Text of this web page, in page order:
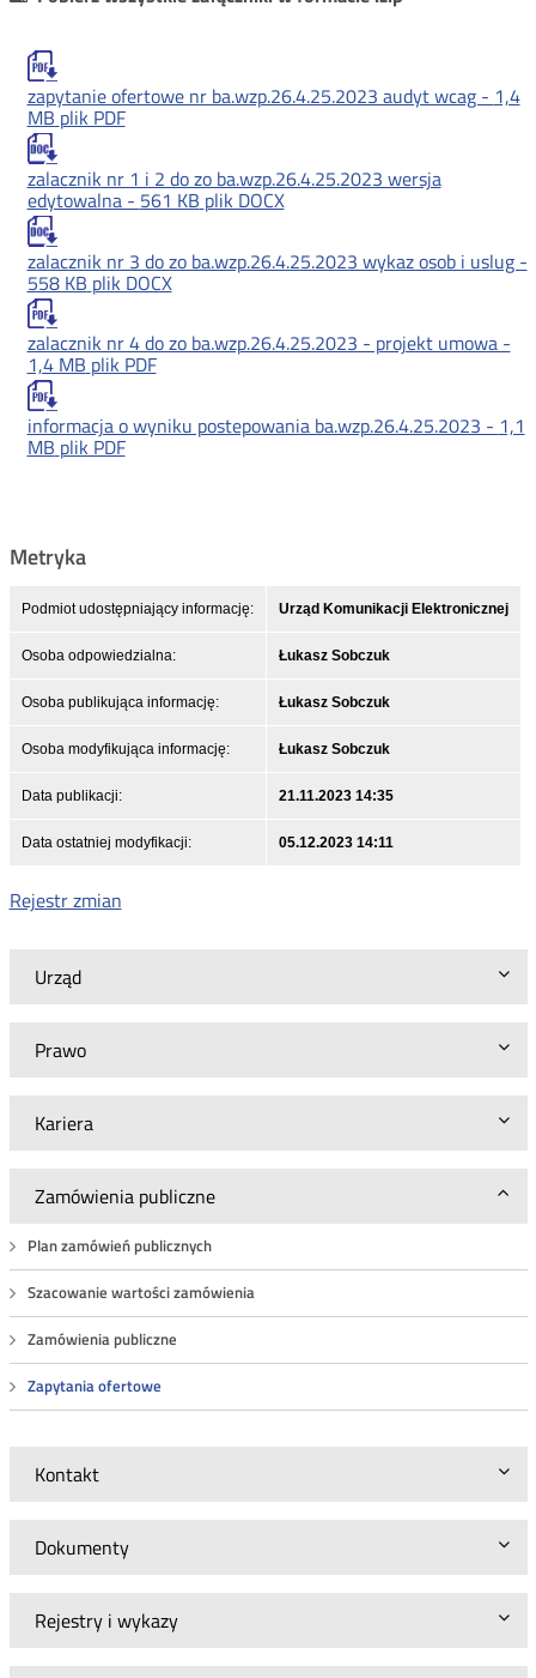
Urząd
Prawo
Kariera
Zamówienia publiczne
Plan zamówień publicznych
Szacowanie wartości zamówienia
Zamówienia publiczne
Zapytania ofertowe
Kontakt
Dokumenty
Rejestry i wykazy
zapytanie ofertowe nr ba.wzp.26.4.25.2023 audyt wcag - 1,4
MBplik PDF
zalacznik nr 1 i 2 do zo ba.wzp.26.4.25.2023 wersja
edytowalna - 561 KB plik DOCX
zalacznik nr 3 do zo ba.wzp.26.4.25.2023 wykaz osob i uslug -
558 KB plik DOCX
zalacznik nr 4 do zo ba.wzp.26.4.25.2023 - projekt umowa -
1,4 MB plik PDF
informacja o wyniku postepowania ba.wzp.26.4.25.2023 - 1,1
MB plik PDF
Metryka
Podmiot udostępniający informację: Urząd Komunikacji Elektronicznej
Osoba odpowiedzialna: Łukasz Sobczuk
Osoba publikująca informację: Łukasz Sobczuk
Osoba modyfikująca informację: Łukasz Sobczuk
Data publikacji: 21.11.2023 14:35
Data ostatniej modyfikacji: 05.12.2023 14:11
Rejestr zmian